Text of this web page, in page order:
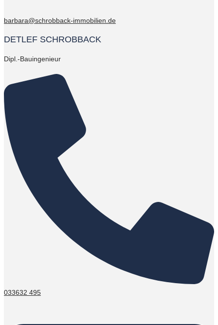
barbara@schrobback-immobilien.de
DETLEF SCHROBBACK
Dipl.-Bauingenieur
033632 495